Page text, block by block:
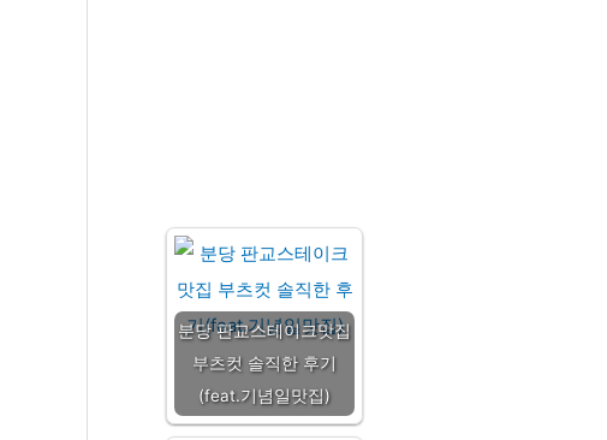
분당 판교스테이크맛집
부츠컷 솔직한 후기
(feat.기념일맛집)